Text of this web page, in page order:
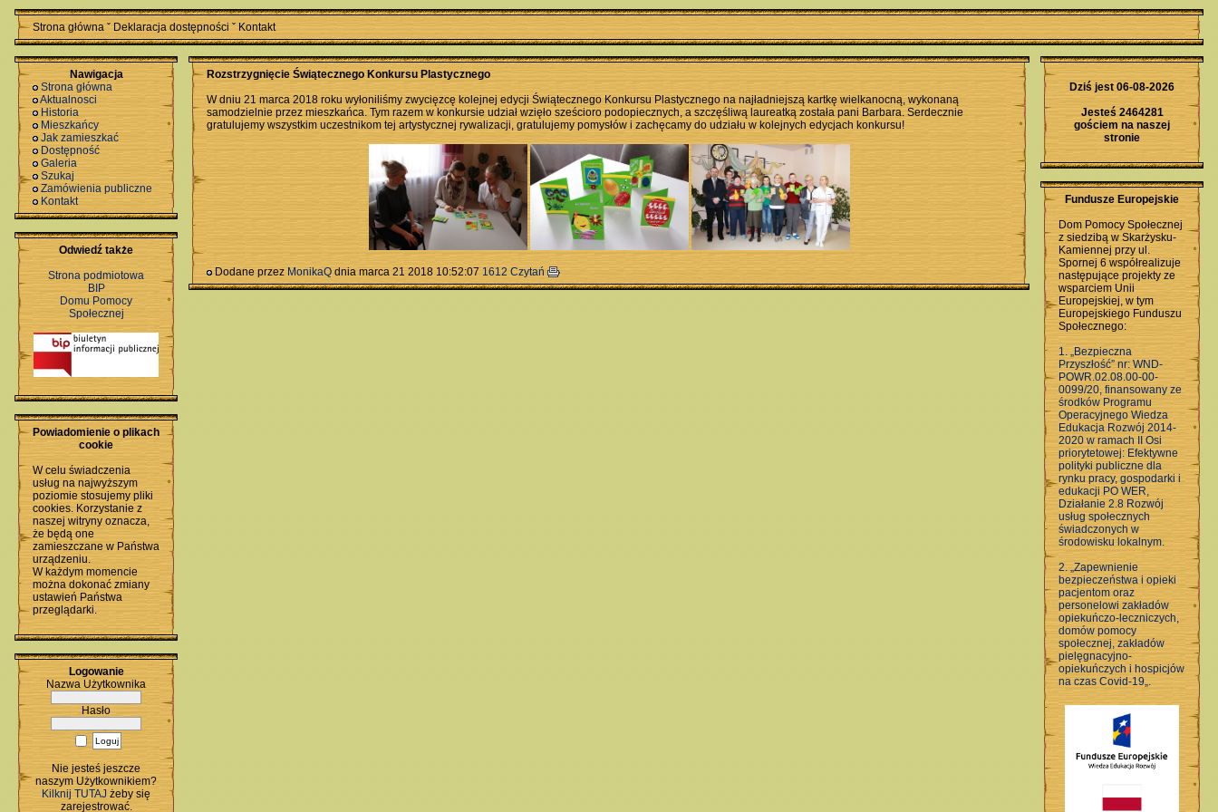
Strona główna ˇ Deklaracja dostępności ˇ Kontakt
Nawigacja
Strona główna
Aktualnosci
Historia
Mieszkańcy
Jak zamieszkać
Dostępność
Galeria
Szukaj
Zamówienia publiczne
Kontakt
Odwiedź także
Strona podmiotowa
BIP
Domu Pomocy
Społecznej
Powiadomienie o plikach
cookie
W celu świadczenia
usług na najwyższym
poziomie stosujemy pliki
cookies. Korzystanie z
naszej witryny oznacza,
że będą one
zamieszczane w Państwa
urządzeniu.
W każdym momencie
można dokonać zmiany
ustawień Państwa
przeglądarki.
Logowanie
Nazwa Użytkownika
Hasło
Nie jesteś jeszcze
naszym Użytkownikiem?
Kilknij TUTAJ żeby się
zarejestrować.
Rozstrzygnięcie Świątecznego Konkursu Plastycznego
W dniu 21 marca 2018 roku wyłoniliśmy zwycięzcę kolejnej edycji Świątecznego Konkursu Plastycznego na najładniejszą kartkę wielkanocną, wykonaną
samodzielnie przez mieszkańca. Tym razem w konkursie udział wzięło sześcioro podopiecznych, a szczęśliwą laureatką została pani Barbara. Serdecznie
gratulujemy wszystkim uczestnikom tej artystycznej rywalizacji, gratulujemy pomysłów i zachęcamy do udziału w kolejnych edycjach konkursu!
Dodane przez MonikaQ dnia marca 21 2018 10:52:07 1612 Czytań
Dziś jest 06-08-2026
Jesteś 2464281
gościem na naszej
stronie
Fundusze Europejskie
Dom Pomocy Społecznej
z siedzibą w Skarżysku-
Kamiennej przy ul.
Spornej 6 współrealizuje
następujące projekty ze
wsparciem Unii
Europejskiej, w tym
Europejskiego Funduszu
Społecznego:
1. „Bezpieczna
Przyszłość” nr: WND-
POWR.02.08.00-00-
0099/20, finansowany ze
środków Programu
Operacyjnego Wiedza
Edukacja Rozwój 2014-
2020 w ramach II Osi
priorytetowej: Efektywne
polityki publiczne dla
rynku pracy, gospodarki i
edukacji PO WER,
Działanie 2.8 Rozwój
usług społecznych
świadczonych w
środowisku lokalnym.
2. „Zapewnienie
bezpieczeństwa i opieki
pacjentom oraz
personelowi zakładów
opiekuńczo-leczniczych,
domów pomocy
społecznej, zakładów
pielęgnacyjno-
opiekuńczych i hospicjów
na czas Covid-19„.